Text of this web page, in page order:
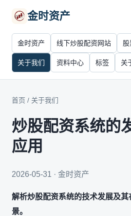
金时资产
金时资产 线下炒股配资网站
关于我们 资料中心 标签 关
首页 / 关于我们
炒股配资系统的
应用
2026-05-31 · 金时资产
解析炒股配资系统的技术发展及
景。